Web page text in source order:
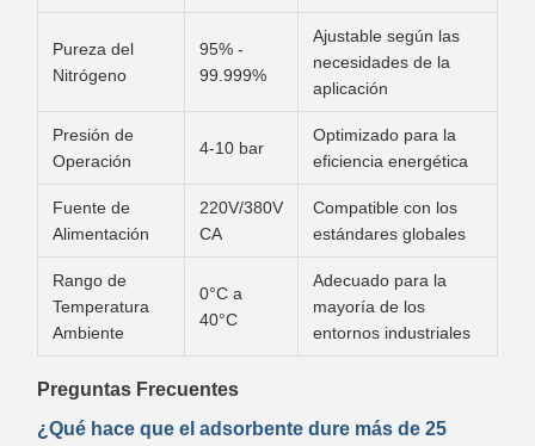
Pureza del
Nitrógeno
95% -
99.999%
Ajustable según las
necesidades de la
aplicación
Presión de
Operación
4-10 bar
Optimizado para la
eficiencia energética
Fuente de
Alimentación
220V/380V
CA
Compatible con los
estándares globales
Rango de
Temperatura
Ambiente
0°C a
40°C
Adecuado para la
mayoría de los
entornos industriales
Preguntas Frecuentes
¿Qué hace que el adsorbente dure más de 25